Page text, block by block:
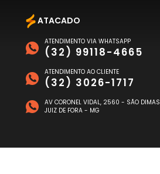
ATACADO
ATENDIMENTO VIA WHATSAPP
(32) 99118-4665
ATENDIMENTO AO CLIENTE
(32) 3026-1717
AV CORONEL VIDAL, 2560 - SÃO DIMAS
JUIZ DE FORA - MG